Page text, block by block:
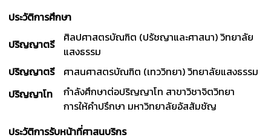
ประวัติการศึกษา
ปริญญาตรี
ศิลปศาสตรบัณฑิต (ปรัชญาและศาสนา) วิทยาลัย
แสงธรรม
ปริญญาตรี
ศาสนศาสตรบัณฑิต (เทววิทยา) วิทยาลัยแสงธรรม
ปริญญาโท
กำลังศึกษาต่อปริญญาโท สาขาวิชาจิตวิทยา
การให้คำปรึกษา มหาวิทยาลัยอัสสัมชัญ
ประวัติการรับหน้าที่ศาสนบริกร